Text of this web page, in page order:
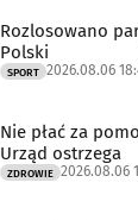
Rozlosowano
Polski
SPORT 2026.08.06
Nie płać za
Urząd ostrzega
ZDROWIE 2026.08.06